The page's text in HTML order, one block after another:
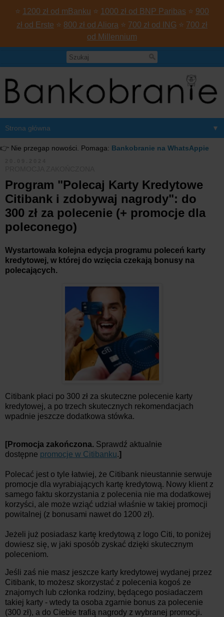
⭐ 1200 zł od mBanku ⭐ 1000 zł od BNP Paribas ⭐ 900
zł od Erste ⭐ 800 zł od Aliora ⭐ 700 zł od ING ⭐ 700 zł
od Millennium
▼
👉 Nie przegap nowości. Pomaga: Bankobranie na WhatsAppie
Program "Polecaj Karty Kredytowe
Citibank i zdobywaj nagrody": do
300 zł za polecenie (+ promocje dla
poleconego)
Wystartowała kolejna edycja programu poleceń karty
kredytowej, w której do wzięcia czekają bonusy na
polecających.
Citibank płaci po 300 zł za skuteczne polecenie karty
kredytowej, a po trzech skutecznych rekomendacjach
wpadnie jeszcze dodatkowa stówka.
[Promocja zakończona. Sprawdź aktualnie
dostępne promocje w Citibanku.]
Polecać jest o tyle łatwiej, że Citibank nieustannie serwuje
promocje dla wyrabiających kartę kredytową. Nowy klient z
samego faktu skorzystania z polecenia nie ma dodatkowej
korzyści, ale może wziąć udział właśnie w takiej promocji
powitalnej (z bonusami nawet do 1200 zł).
Jeżeli już posiadasz kartę kredytową z logo Citi, to poniżej
dowiesz się, w jaki sposób zyskać dzięki skutecznym
poleceniom.
Jeśli zaś nie masz jeszcze karty kredytowej wydanej przez
Citibank, to możesz skorzystać z polecenia kogoś ze
znajomych lub członka rodziny, będącego posiadaczem
takiej karty - wtedy ta osoba zgarnie bonus za polecenie
(300 zł), a do Ciebie trafią nagrody z wybranej promocji.